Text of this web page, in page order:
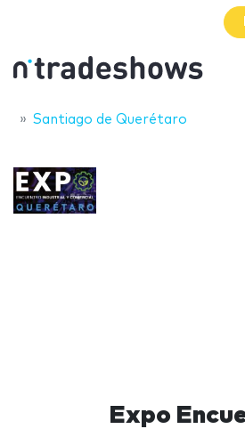
Santiago de Querétaro
Expo